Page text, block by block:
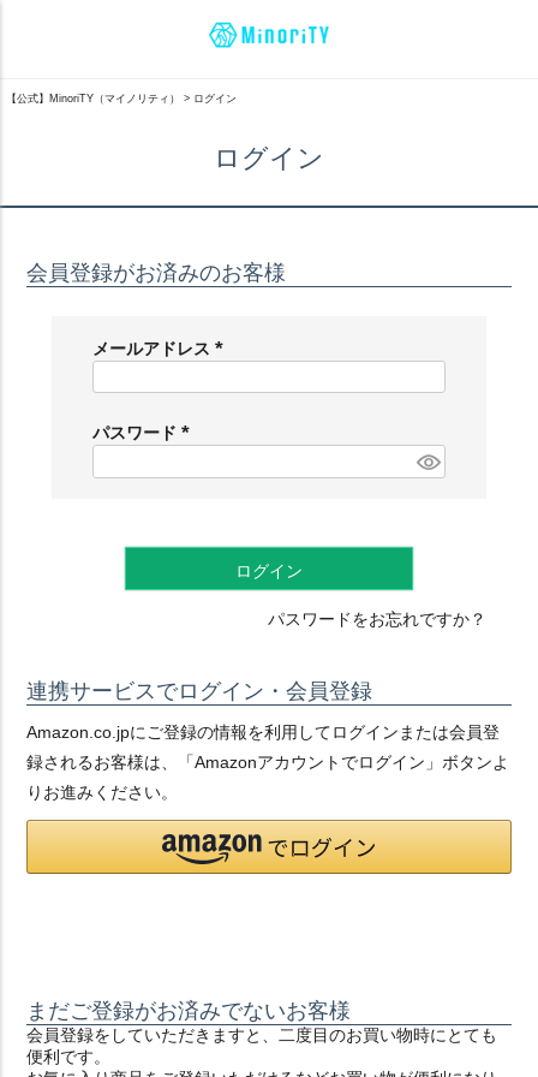
【公式】MinoriTY（マイノリティ） ログイン
ログイン
会員登録がお済みのお客様
メールアドレス
必
パスワード
必
ログイン
パスワードをお忘れですか？
連携サービスでログイン・会員登録
Amazon.co.jpにご登録の情報を利用してログインまたは会員登
録されるお客様は、「Amazonアカウントでログイン」ボタンよ
りお進みください。
まだご登録がお済みでないお客様
会員登録をしていただきますと、二度目のお買い物時にとても
便利です。